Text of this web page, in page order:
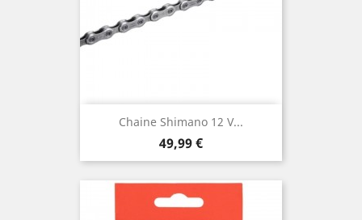
Chaine Shimano 12 V...
Prix
49,99 €